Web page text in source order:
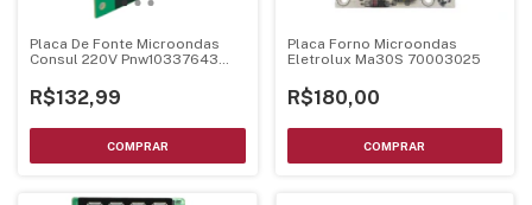
Placa De Fonte Microondas
Consul 220V Pnw10337643
R$132,99
Placa Forno Microondas
Eletrolux Ma30S 70003025
R$180,00